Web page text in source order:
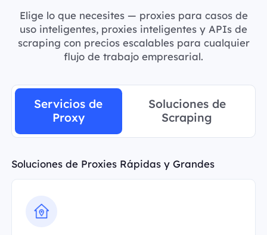
Elige lo que necesites — proxies para casos de
uso inteligentes, proxies inteligentes y APIs de
scraping con precios escalables para cualquier
flujo de trabajo empresarial.
Servicios de
Proxy
Soluciones de
Scraping
Soluciones de Proxies Rápidas y Grandes